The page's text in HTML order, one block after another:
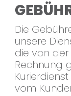
Die
unsere
die von
Rechnung
vom